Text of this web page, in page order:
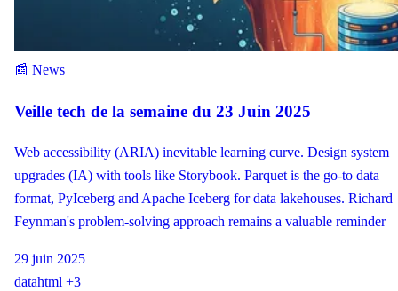
📰 News
Veille tech de la semaine du 23 Juin 2025
Web accessibility (ARIA) inevitable learning curve. Design system
upgrades (IA) with tools like Storybook. Parquet is the go-to data
format, PyIceberg and Apache Iceberg for data lakehouses. Richard
Feynman's problem-solving approach remains a valuable reminder
29 juin 2025
datahtml +3